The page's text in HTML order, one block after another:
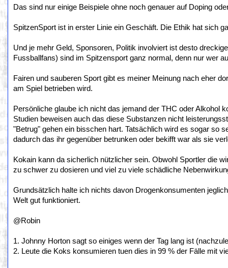
Das sind nur einige Beispiele ohne noch genauer auf Doping
SpitzenSport ist in erster Linie ein Geschäft. Die Ethik hat sich
Und je mehr Geld, Sponsoren, Politik involviert ist desto
Fussballfans) sind im Spitzensport ganz normal, denn nur wer
Fairen und sauberen Sport gibt es meiner Meinung nach eher
am Spiel betrieben wird.
Persönliche glaube ich nicht das jemand der THC oder Alkohol
Studien beweisen auch das diese Substanzen nicht
"Betrug" gehen ein bisschen hart. Tatsächlich wird es sogar so
dadurch das ihr gegenüber betrunken oder bekifft war als sie
Kokain kann da sicherlich nützlicher sein. Obwohl Sportler die
zu schwer zu dosieren und viel zu viele schädliche
Grundsätzlich halte ich nichts davon Drogenkonsumenten
Welt gut funktioniert.
@Robin
1. Johnny Horton sagt so einiges wenn der Tag lang ist
2. Leute die Koks konsumieren tuen dies in 99 % der Fälle mit